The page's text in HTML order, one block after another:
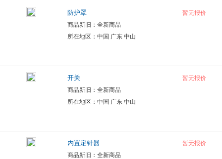
防护罩
商品新旧：全新商品
所在地区：中国 广东 中山
暂无报价
开关
商品新旧：全新商品
所在地区：中国 广东 中山
暂无报价
内置定针器
商品新旧：全新商品
暂无报价